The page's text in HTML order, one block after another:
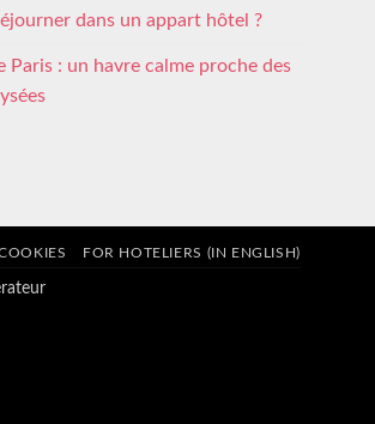
dans un appart hôtel ?
Paris : un havre calme proche des
FOR HOTELIERS (IN ENGLISH)